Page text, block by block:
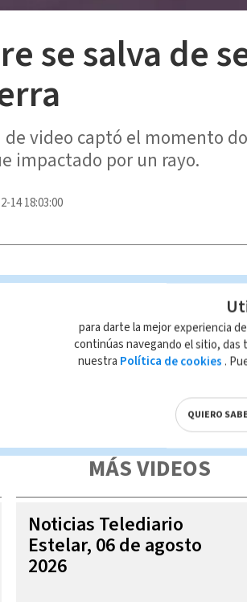
se salva de
de video captó el momento
impactado por un rayo.
14 18:03:00
del contenido de esta página, mismo que
delito de conformidad con las leyes aplicables.
MÁS VIDEOS
Noticias Telediario
Estelar, 06 de agosto
2026
para darte la mejor experiencia
continúas navegando el sitio,
nuestra Política de cookies .
QUIERO